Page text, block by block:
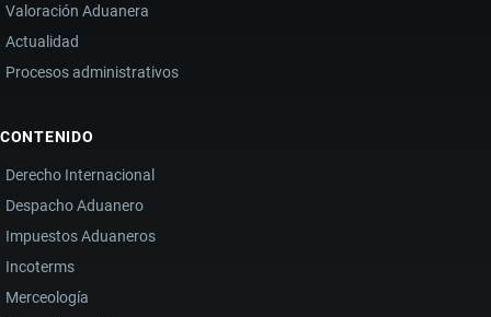
Valoración Aduanera
Actualidad
Procesos administrativos
CONTENIDO
Derecho Internacional
Despacho Aduanero
Impuestos Aduaneros
Incoterms
Merceología